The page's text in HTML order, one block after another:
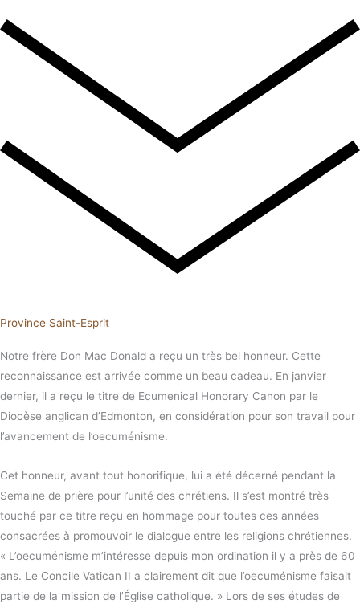
Province Saint-Esprit
Notre frère Don Mac Donald a reçu un très bel honneur. Cette
reconnaissance est arrivée comme un beau cadeau. En janvier
dernier, il a reçu le titre de Ecumenical Honorary Canon par le
Diocèse anglican d’Edmonton, en considération pour son travail pour
l’avancement de l’oecuménisme.
Cet honneur, avant tout honorifique, lui a été décerné pendant la
Semaine de prière pour l’unité des chrétiens. Il s’est montré très
touché par ce titre reçu en hommage pour toutes ces années
consacrées à promouvoir le dialogue entre les religions chrétiennes.
« L’oecuménisme m’intéresse depuis mon ordination il y a près de 60
ans. Le Concile Vatican II a clairement dit que l’oecuménisme faisait
partie de la mission de l’Église catholique. » Lors de ses études de